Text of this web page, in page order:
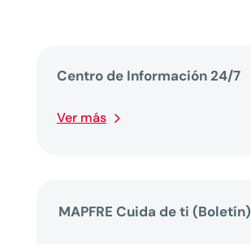
Centro de Información 24/7
Ver más
MAPFRE Cuida de ti (Boletín)